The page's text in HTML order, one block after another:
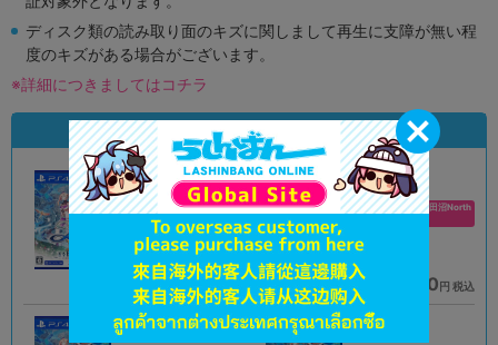
ディスク類の読み取り面のキズに関しまして再生に支障が無い程
度のキズがある場合がございます。
※詳細につきましてはコチラ
状態違いの同一商品
状態 : A
オンライン
品切状態 2,690円 税込
状態 : A
イオンモール津田沼North
在庫あり 4,950円 税込
状態 : A 状態 :